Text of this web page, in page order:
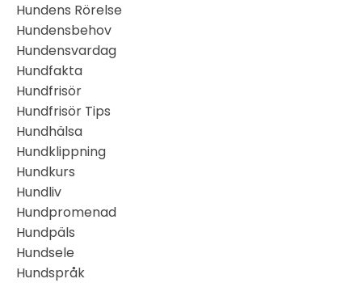
Hundens Rörelse
Hundensbehov
Hundensvardag
Hundfakta
Hundfrisör
Hundfrisör Tips
Hundhälsa
Hundklippning
Hundkurs
Hundliv
Hundpromenad
Hundpäls
Hundsele
Hundspråk